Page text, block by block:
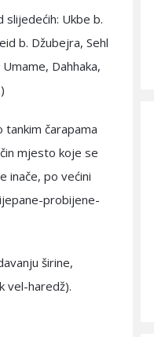
slijedećih: Ukbe b.
b. Džubejra, Sehl
Dahhaka,
tankim čarapama
mjesto koje se
inače, po većini
probijene-
širine,
vel-haredž).